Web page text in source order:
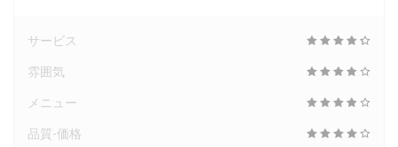
サービス
雰囲気
メニュー
品質-価格